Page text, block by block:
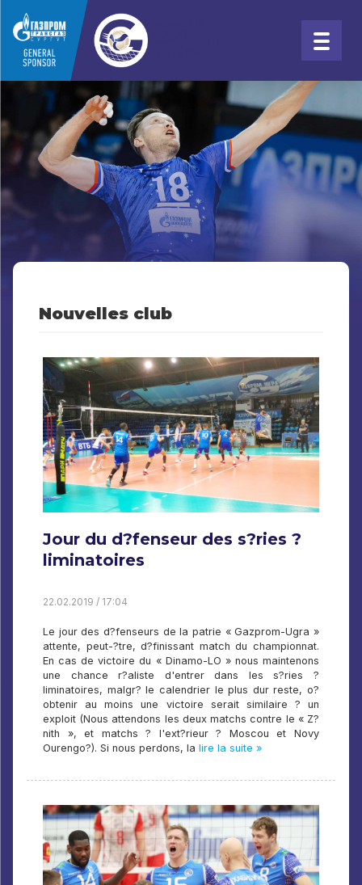
Nouvelles club
Jour du d?fenseur des s?ries ?
liminatoires
22.02.2019 / 17:04
Le jour des d?fenseurs de la patrie « Gazprom-Ugra »
attente, peut-?tre, d?finissant match du championnat.
En cas de victoire du « Dinamo-LO » nous maintenons
une chance r?aliste d'entrer dans les s?ries ?
liminatoires, malgr? le calendrier le plus dur reste, o?
obtenir au moins une victoire serait similaire ? un
exploit (Nous attendons les deux matchs contre le « Z?
nith », et matchs ? l'ext?rieur ? Moscou et Novy
Ourengo?). Si nous perdons, la lire la suite »